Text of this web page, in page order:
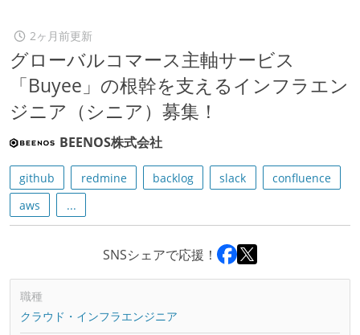
2ヶ月前更新
グローバルコマース主軸サービス
「Buyee」の根幹を支えるインフラエン
ジニア（シニア）募集！
BEENOS株式会社
github redmine backlog slack
confluence
aws
...
SNSシェアで応援！
職種
クラウド・インフラエンジニア